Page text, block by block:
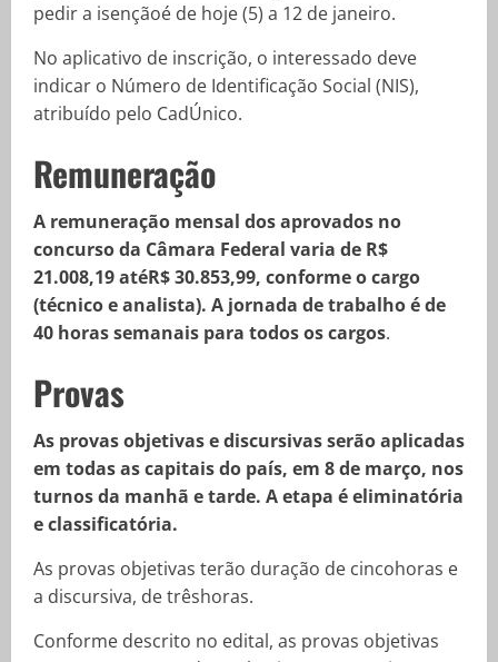
pedir a isençãoé de hoje (5) a 12 de janeiro.
No aplicativo de inscrição, o interessado deve
indicar o Número de Identificação Social (NIS),
atribuído pelo CadÚnico.
Remuneração
A remuneração mensal dos aprovados no
concurso da Câmara Federal varia de R$
21.008,19 atéR$ 30.853,99, conforme o cargo
(técnico e analista). A jornada de trabalho é de
40 horas semanais para todos os cargos.
Provas
As provas objetivas e discursivas serão aplicadas
em todas as capitais do país, em 8 de março, nos
turnos da manhã e tarde. A etapa é eliminatória
e classificatória.
As provas objetivas terão duração de cincohoras e
a discursiva, de trêshoras.
Conforme descrito no edital, as provas objetivas